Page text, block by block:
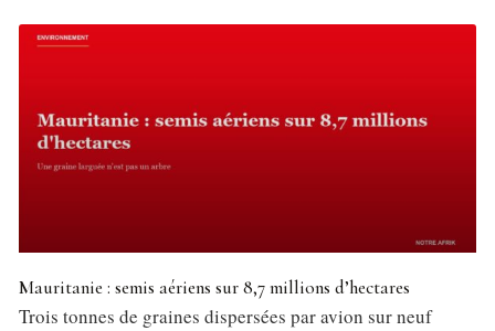
Mauritanie : semis aériens sur 8,7 millions d’hectares
Trois tonnes de graines dispersées par avion sur neuf